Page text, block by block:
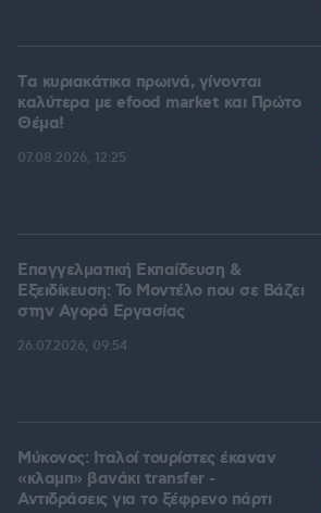
Tα κυριακάτικα πρωινά, γίνονται
καλύτερα με efood market και Πρώτο
Θέμα!
07.08.2026, 12:25
Επαγγελματική Εκπαίδευση &
Εξειδίκευση: Το Mοντέλο που σε Bάζει
στην Aγορά Eργασίας
26.07.2026, 09:54
Μύκονος: Ιταλοί τουρίστες έκαναν
«κλαμπ» βανάκι transfer -
Αντιδράσεις για το ξέφρενο πάρτι